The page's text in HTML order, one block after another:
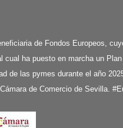
de Fondos Europeos,
ha puesto en marcha un
de las pymes durante el año
de Comercio de Sevilla.